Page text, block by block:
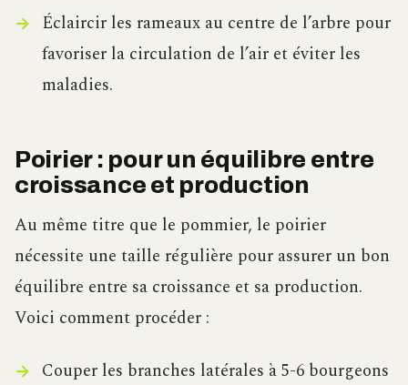
Éclaircir les rameaux au centre de l’arbre pour
favoriser la circulation de l’air et éviter les
maladies.
Poirier : pour un équilibre entre
croissance et production
Au même titre que le pommier, le poirier
nécessite une taille régulière pour assurer un bon
équilibre entre sa croissance et sa production.
Voici comment procéder :
Couper les branches latérales à 5-6 bourgeons